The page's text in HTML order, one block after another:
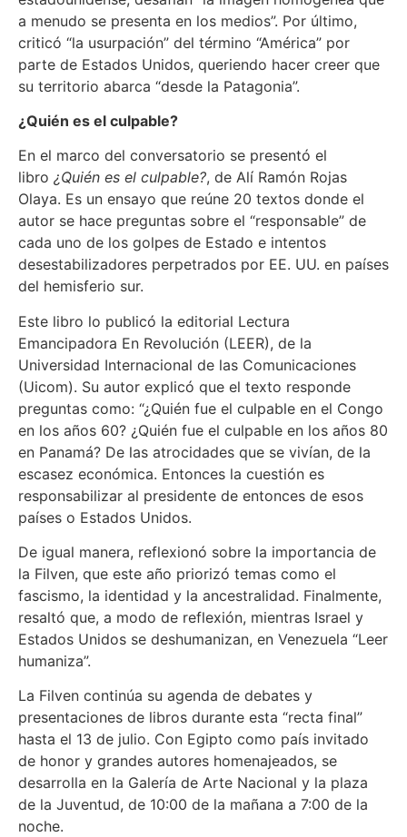
a menudo se presenta en los medios”. Por último,
criticó “la usurpación” del término “América” por
parte de Estados Unidos, queriendo hacer creer que
su territorio abarca “desde la Patagonia”.
¿Quién es el culpable?
En el marco del conversatorio se presentó el
libro ¿Quién es el culpable?, de Alí Ramón Rojas
Olaya. Es un ensayo que reúne 20 textos donde el
autor se hace preguntas sobre el “responsable” de
cada uno de los golpes de Estado e intentos
desestabilizadores perpetrados por EE. UU. en países
del hemisferio sur.
Este libro lo publicó la editorial Lectura
Emancipadora En Revolución (LEER), de la
Universidad Internacional de las Comunicaciones
(Uicom). Su autor explicó que el texto responde
preguntas como: “¿Quién fue el culpable en el Congo
en los años 60? ¿Quién fue el culpable en los años 80
en Panamá? De las atrocidades que se vivían, de la
escasez económica. Entonces la cuestión es
responsabilizar al presidente de entonces de esos
países o Estados Unidos.
De igual manera, reflexionó sobre la importancia de
la Filven, que este año priorizó temas como el
fascismo, la identidad y la ancestralidad. Finalmente,
resaltó que, a modo de reflexión, mientras Israel y
Estados Unidos se deshumanizan, en Venezuela “Leer
humaniza”.
La Filven continúa su agenda de debates y
presentaciones de libros durante esta “recta final”
hasta el 13 de julio. Con Egipto como país invitado
de honor y grandes autores homenajeados, se
desarrolla en la Galería de Arte Nacional y la plaza
de la Juventud, de 10:00 de la mañana a 7:00 de la
noche.